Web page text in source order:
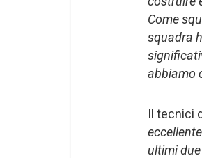
Come
squadra
abbiamo
Il tecnici
ultimi